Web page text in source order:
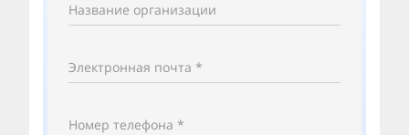
Название организации
Электронная почта *
Номер телефона *